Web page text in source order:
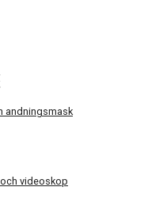
andningsmask
videoskop